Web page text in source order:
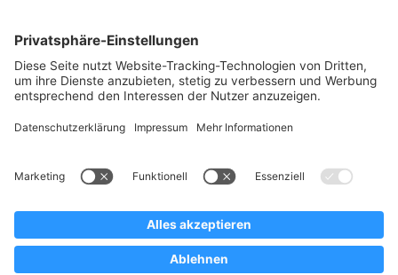
Dresden Auto Abo
Düsseldorf Auto Abo
Frankfurt Auto Abo
Hamburg Auto Abo
Köln Auto Abo
München Auto Abo
Stuttgart Auto Abo